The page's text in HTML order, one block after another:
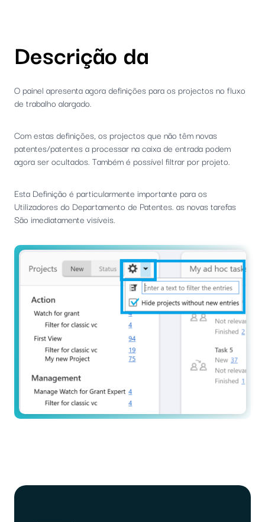
Descrição da
O painel apresenta agora definições para os projectos no fluxo
de trabalho alargado.
Com estas definições, os projectos que não têm novas
patentes/patentes a processar na caixa de entrada podem
agora ser ocultados. Também é possível filtrar por projeto.
Esta Definição é particularmente importante para os
Utilizadores do Departamento de Patentes. as novas tarefas
São imediatamente visíveis.